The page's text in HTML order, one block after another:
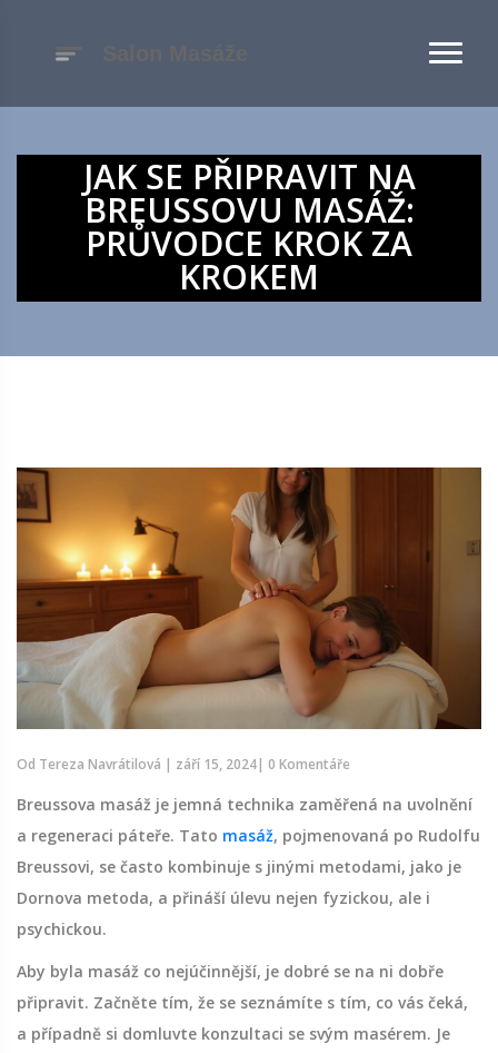
JAK SE PŘIPRAVIT NA
BREUSSOVU MASÁŽ:
PRŮVODCE KROK ZA
KROKEM
Od Tereza Navrátilová | září 15, 2024| 0 Komentáře
Breussova masáž je jemná technika zaměřená na uvolnění
a regeneraci páteře. Tato masáž, pojmenovaná po Rudolfu
Breussovi, se často kombinuje s jinými metodami, jako je
Dornova metoda, a přináší úlevu nejen fyzickou, ale i
psychickou.
Aby byla masáž co nejúčinnější, je dobré se na ni dobře
připravit. Začněte tím, že se seznámíte s tím, co vás čeká,
a případně si domluvte konzultaci se svým masérem. Je